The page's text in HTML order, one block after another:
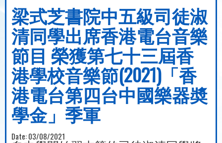
梁式芝書院中五級司徒淑
清同學出席香港電台音樂
節目 榮獲第七十三屆香
港學校音樂節(2021)「香
港電台第四台中國樂器奬
學金」季軍
Date:03/08/2021